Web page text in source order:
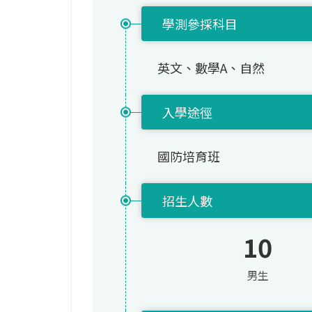
學測參採科目
英文、數學A、自然
入學途徑
國防培育班
招生人數
10
男生